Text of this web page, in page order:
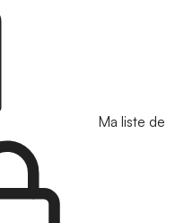
Ma liste de